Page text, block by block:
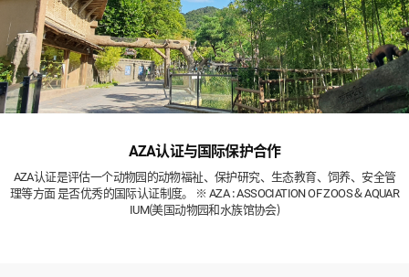
AZA认证与国际保护合作
AZA认证是评估一个动物园的动物福祉、保护研究、生态教育、饲养、安全管
理等方面是否优秀的国际认证制度。
※ AZA : ASSOCIATION OF ZOOS & AQUAR
IUM(美国动物园和水族馆协会)